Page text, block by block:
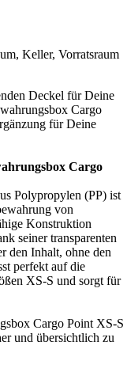
Keller, Vorratsraum
Deckel für Deine
Cargo
für Deine
Cargo
Polypropylen (PP) ist
von
Konstruktion
seiner transparenten
den Inhalt, ohne den
perfekt auf die
XS-S und sorgt für
Cargo Point XS-S
und übersichtlich zu